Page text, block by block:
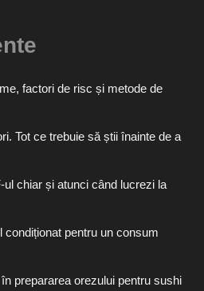
factori de risc și metode de
Tot ce trebuie să știi înainte de a
chiar și atunci când lucrezi la
pentru un consum
prepararea orezului pentru sushi